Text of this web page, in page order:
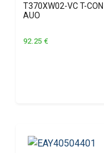
T370XW02-VC T-CON
AUO
92.25 €